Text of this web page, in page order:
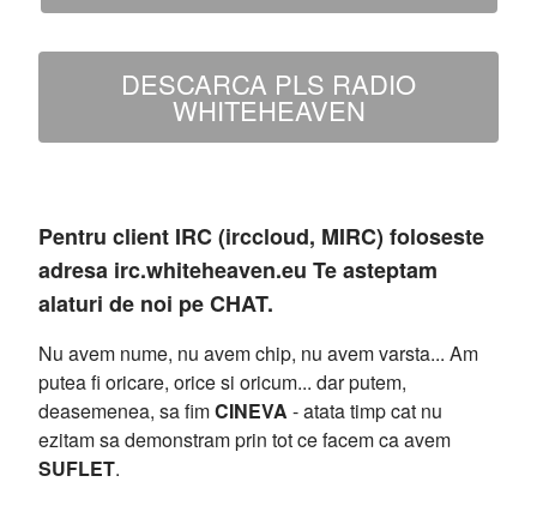
DESCARCA PLS RADIO
WHITEHEAVEN
Pentru client IRC (irccloud, MIRC) foloseste
adresa irc.whiteheaven.eu Te asteptam
alaturi de noi pe CHAT.
Nu avem nume, nu avem chip, nu avem varsta... Am
putea fi oricare, orice si oricum... dar putem,
deasemenea, sa fimCINEVA - atata timp cat nu
ezitam sa demonstram prin tot ce facem ca avem
SUFLET.